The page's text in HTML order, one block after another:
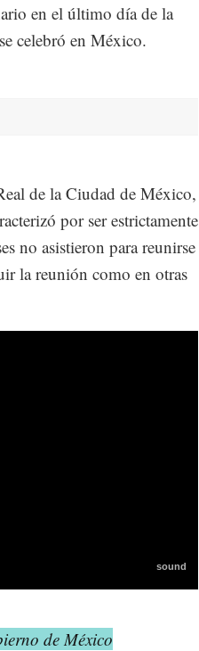
en el último día de la
celebró en México.
de la Ciudad de México,
por ser estrictamente
no asistieron para reunirse
la reunión como en otras
de México